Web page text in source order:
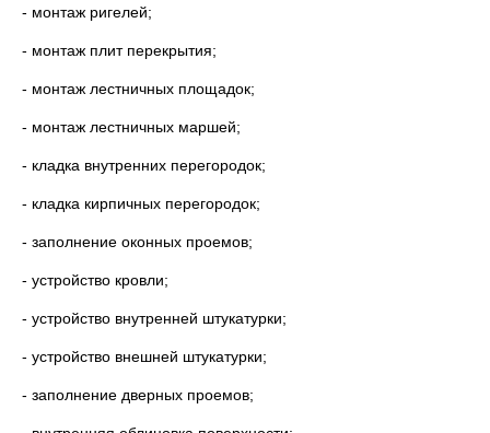
- монтаж ригелей;
- монтаж плит перекрытия;
- монтаж лестничных площадок;
- монтаж лестничных маршей;
- кладка внутренних перегородок;
- кладка кирпичных перегородок;
- заполнение оконных проемов;
- устройство кровли;
- устройство внутренней штукатурки;
- устройство внешней штукатурки;
- заполнение дверных проемов;